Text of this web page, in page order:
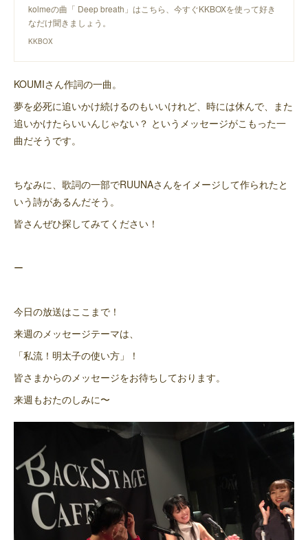
kolmeの曲「 Deep breath」はこちら、今すぐKKBOXを使って好き
なだけ聞きましょう。
KKBOX
KOUMIさん作詞の一曲。
夢を必死に追いかけ続けるのもいいけれど、時には休んで、また
追いかけたらいいんじゃない？ というメッセージがこもった一
曲だそうです。
ちなみに、歌詞の一部でRUUNAさんをイメージして作られたと
いう詩があるんだそう。
皆さんぜひ探してみてください！
ー
今日の放送はここまで！
来週のメッセージテーマは、
「私流！明太子の使い方」！
皆さまからのメッセージをお待ちしております。
来週もおたのしみに〜